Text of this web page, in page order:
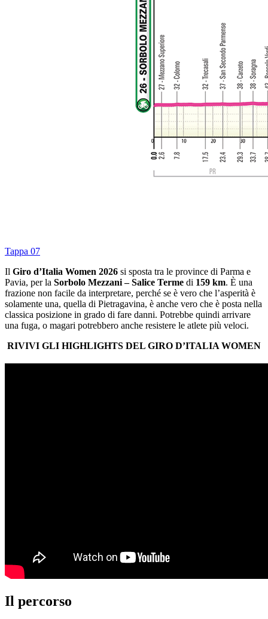
Tappa 07
Il Giro d’Italia Women 2026 si sposta tra le province di Parma e
Pavia, per la Sorbolo Mezzani – Salice Terme di 159 km. È una
frazione non facile da interpretare, perché se è vero che l’asperità è
solamente una, quella di Pietragavina, è anche vero che è posta nella
classica posizione in grado di fare danni. Potrebbe quindi arrivare
una fuga, o magari potrebbero anche resistere le atlete più veloci.
RIVIVI GLI HIGHLIGHTS DEL GIRO D’ITALIA WOMEN
Il percorso